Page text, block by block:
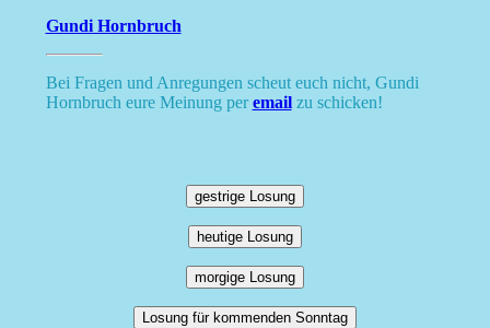
Gundi Hornbruch
Bei Fragen und Anregungen scheut euch nicht, Gundi
Hornbruch eure Meinung peremailzu schicken!
gestrige Losung
heutige Losung
morgige Losung
Losung für kommenden Sonntag